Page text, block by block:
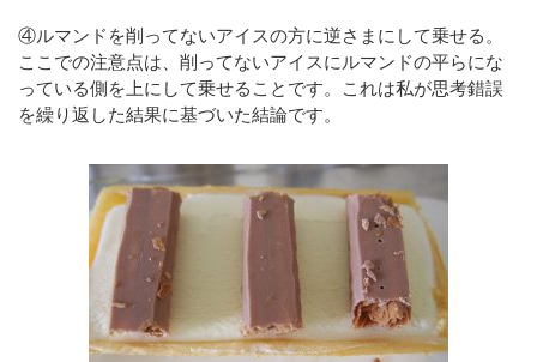
④ルマンドを削ってないアイスの方に逆さまにして乗せる。
ここでの注意点は、削ってないアイスにルマンドの平らにな
っている側を上にして乗せることです。これは私が思考錯誤
を繰り返した結果に基づいた結論です。